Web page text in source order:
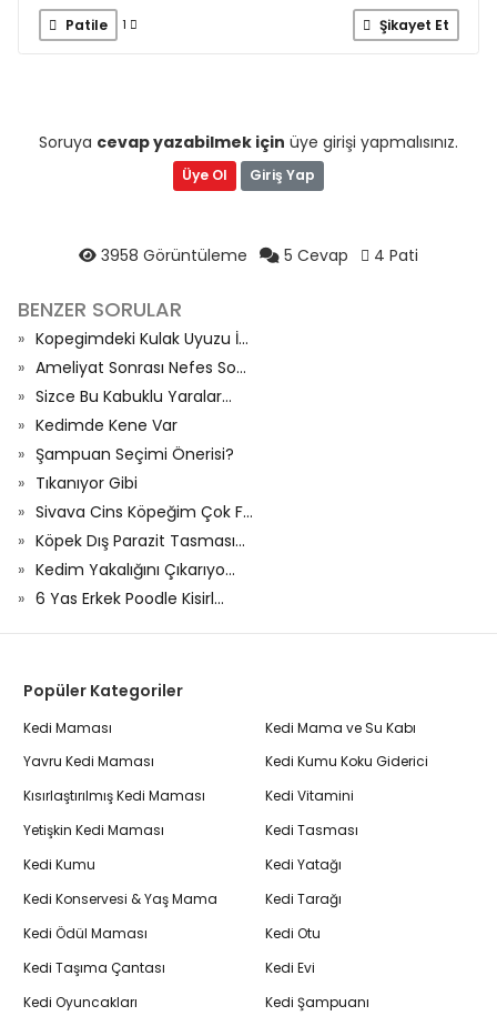
Patile 1 Şikayet Et
Soruya cevap yazabilmek için üye girişi yapmalısınız.
Üye Ol Giriş Yap
3958 Görüntüleme 5 Cevap 4 Pati
BENZER SORULAR
Kopegimdeki Kulak Uyuzu İ...
Ameliyat Sonrası Nefes So...
Sizce Bu Kabuklu Yaralar...
Kedimde Kene Var
Şampuan Seçimi Önerisi?
Tıkanıyor Gibi
Sivava Cins Köpeğim Çok F...
Köpek Dış Parazit Tasması...
Kedim Yakalığını Çıkarıyo...
6 Yas Erkek Poodle Kisirl...
Popüler Kategoriler
Kedi Maması
Yavru Kedi Maması
Kısırlaştırılmış Kedi Maması
Yetişkin Kedi Maması
Kedi Kumu
Kedi Konservesi & Yaş Mama
Kedi Ödül Maması
Kedi Taşıma Çantası
Kedi Oyuncakları
Kedi Mama ve Su Kabı
Kedi Kumu Koku Giderici
Kedi Vitamini
Kedi Tasması
Kedi Yatağı
Kedi Tarağı
Kedi Otu
Kedi Evi
Kedi Şampuanı